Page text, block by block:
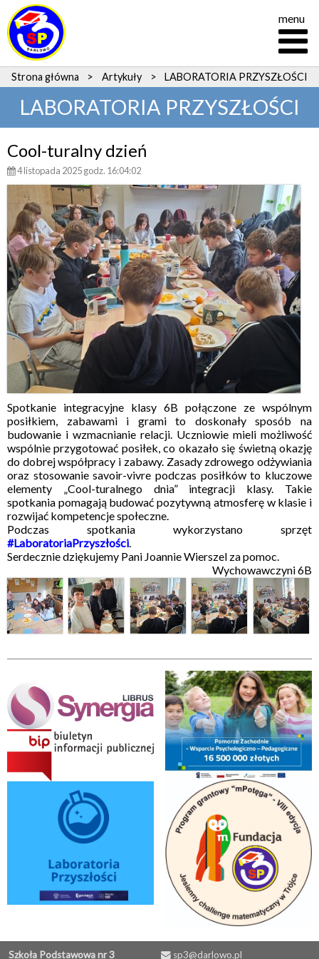
menu
Strona główna > Artykuły > LABORATORIA PRZYSZŁOŚCI
LABORATORIA PRZYSZŁOŚCI
Cool-turalny dzień
4 listopada 2025 godz. 16:04:02
Spotkanie integracyjne klasy 6B połączone ze wspólnym
posiłkiem, zabawami i grami to doskonały sposób na
budowanie i wzmacnianie relacji. Uczniowie mieli możliwość
wspólnie przygotować posiłek, co okazało się świetną okazję
do dobrej współpracy i zabawy. Zasady zdrowego odżywiania
oraz stosowanie savoir-vivre podczas posiłków to kluczowe
elementy „Cool-turalnego dnia” integracji klasy. Takie
spotkania pomagają budować pozytywną atmosferę w klasie i
rozwijać kompetencje społeczne.
Podczas spotkania wykorzystano sprzęt
#LaboratoriaPrzyszłości
Serdecznie dziękujemy Pani Joannie Wierszel za pomoc.
Wychowawczyni 6B
Szkoła Podstawowa nr 3 sp3@darlowo.pl